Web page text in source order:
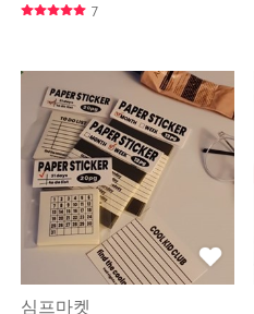
7
심프마켓